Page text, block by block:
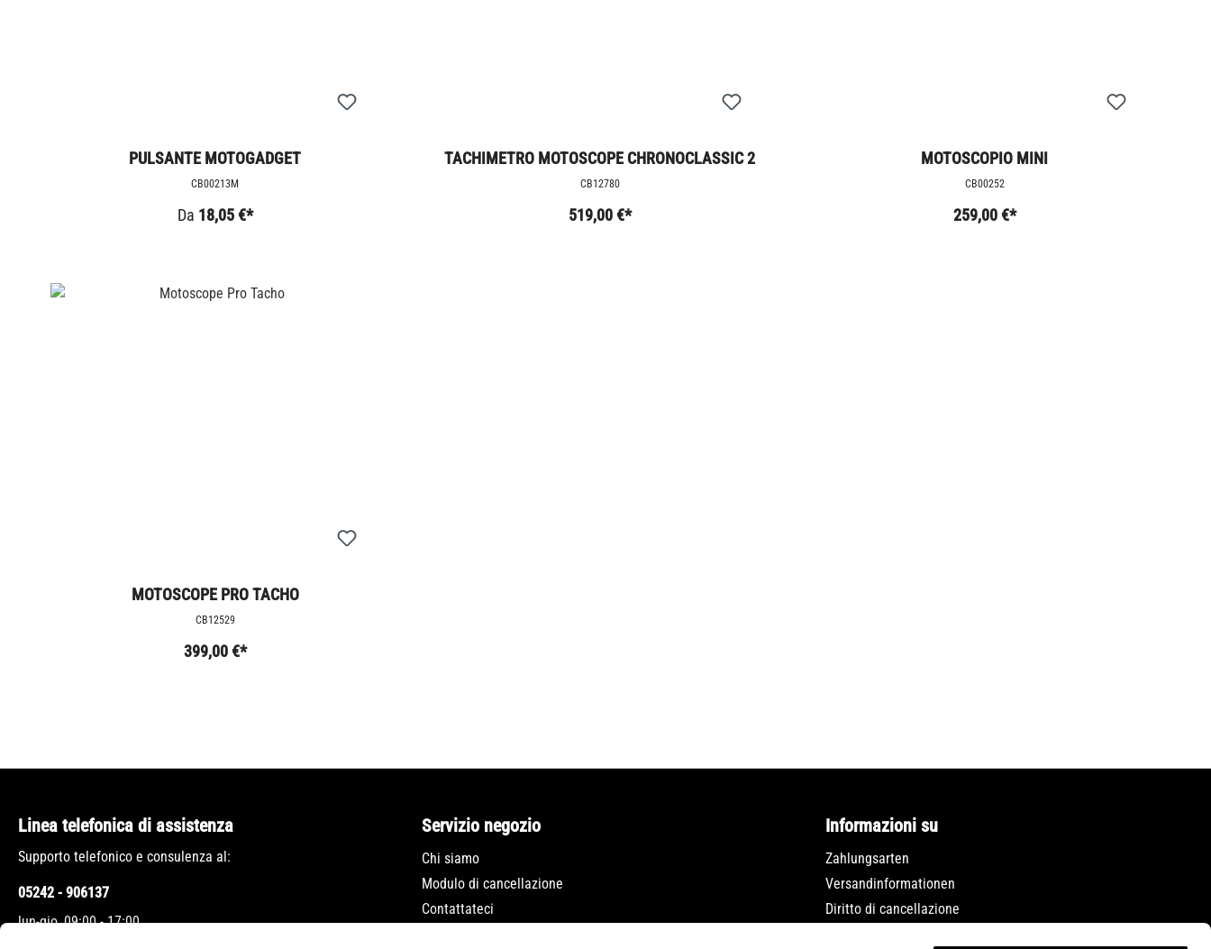
PULSANTE MOTOGADGET
CB00213M
Da 18,05 €*
TACHIMETRO MOTOSCOPE CHRONOCLASSIC 2
CB12780
519,00 €*
MOTOSCOPIO MINI
CB00252
259,00 €*
MOTOSCOPE PRO TACHO
CB12529
399,00 €*
Linea telefonica di assistenza
Supporto telefonico e consulenza al:
05242 - 906137
lun-gio, 09:00 - 17:00
Servizio negozio
Chi siamo
Modulo di cancellazione
Contattateci
Informazioni su
Zahlungsarten
Versandinformationen
Diritto di cancellazione